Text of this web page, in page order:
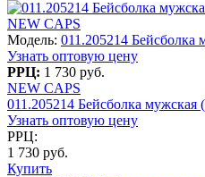
NEW CAPS
Модель: 011.205214 Бейсболка
Узнать оптовую цену
РРЦ: 1 730 руб.
NEW CAPS
011.205214 Бейсболка мужская
Узнать оптовую цену
РРЦ:
1 730 руб.
Купить